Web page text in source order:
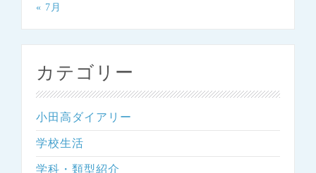
« 7月
カテゴリー
小田高ダイアリー
学校生活
学科・類型紹介